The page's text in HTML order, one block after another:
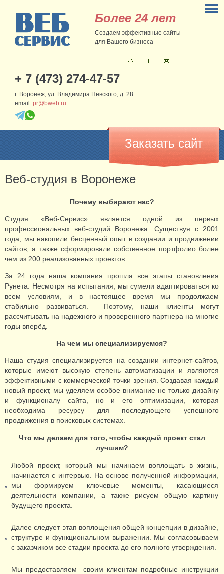
Более 24 лет
Создаем эффективные сайты
для Вашего бизнеса
+ 7 (473) 274-47-57
г. Воронеж, ул. Владимира Невского, д. 28
email: pr@bweb.ru
Заказать сайт
Веб-студия в Воронеже
Почему выбирают нас?
Студия «Веб-Сервис» является одной из первых
профессиональных веб-студий Воронежа. Существуя с 2001
года, мы накопили бесценный опыт в создании и продвижении
сайтов, а также сформировали собственное портфолио более
чем из 200 реализованных проектов.
За 24 года наша компания прошла все этапы становления
Рунета. Несмотря на испытания, мы сумели адаптироваться ко
всем условиям, и в настоящее время мы продолжаем
стабильно развиваться. Поэтому, наши клиенты могут
рассчитывать на надежного и проверенного партнера на многие
годы вперёд.
На чем мы специализируемся?
Наша студия специализируется на создании интернет-сайтов,
которые имеют высокую степень автоматизации и являются
эффективными с коммерческой точки зрения. Создавая каждый
новый проект, мы уделяем особое внимание не только дизайну
и функционалу сайта, но и его оптимизации, которая
необходима ресурсу для последующего успешного
продвижения в поисковых системах.
Что мы делаем для того, чтобы каждый проект стал
лучшим?
Любой проект, который мы начинаем воплощать в жизнь,
начинается с интервью. На основе полученной информации,
мы формируем ключевые моменты, касающиеся
деятельности компании, а также рисуем общую картину
будущего проекта.
Далее следует этап воплощения общей концепции в дизайне,
структуре и функциональном выражении. Мы согласовываем
с заказчиком все стадии проекта до его полного утверждения.
Мы предоставляем своим клиентам подробные инструкции